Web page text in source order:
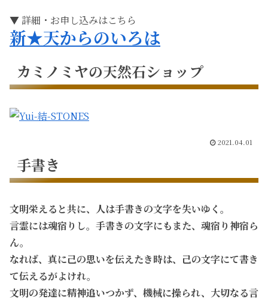
▼ 詳細・お申し込みはこちら
新★天からのいろは
カミノミヤの天然石ショップ
2021.04.01
手書き
文明栄えると共に、人は手書きの文字を失いゆく。
言霊には魂宿りし。手書きの文字にもまた、魂宿り神宿ら
ん。
なれば、真に己の思いを伝えたき時は、己の文字にて書き
て伝えるがよけれ。
文明の発達に精神追いつかず、機械に操られ、大切なる言